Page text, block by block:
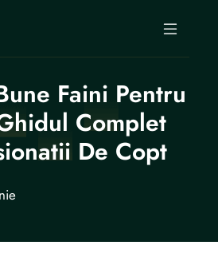
Faini Pentru
Complet
De Copt